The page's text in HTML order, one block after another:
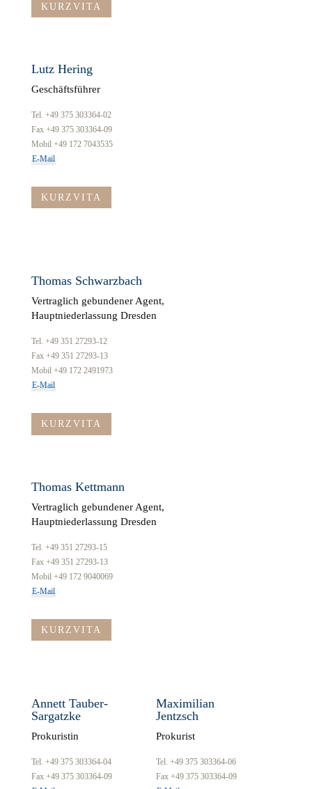
KURZVITA
Lutz Hering
Geschäftsführer
Tel. +49 375 303364-02
Fax +49 375 303364-09
Mobil +49 172 7043535
E-Mail
KURZVITA
Thomas Schwarzbach
Vertraglich gebundener Agent,
Hauptniederlassung Dresden
Tel. +49 351 27293-12
Fax +49 351 27293-13
Mobil +49 172 2491973
E-Mail
KURZVITA
Thomas Kettmann
Vertraglich gebundener Agent,
Hauptniederlassung Dresden
Tel. +49 351 27293-15
Fax +49 351 27293-13
Mobil +49 172 9040069
E-Mail
KURZVITA
Annett Tauber-
Sargatzke
Prokuristin
Tel. +49 375 303364-04
Fax +49 375 303364-09
Maximilian
Jentzsch
Prokurist
Tel. +49 375 303364-06
Fax +49 375 303364-09